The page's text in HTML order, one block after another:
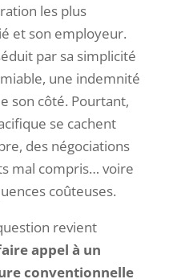
les plus
et son employeur.
par sa simplicité
une indemnité
son côté. Pourtant,
se cachent
des négociations
mal compris… voire
coûteuses.
revient
appel à un
conventionnelle